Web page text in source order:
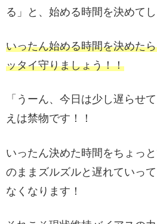
る」と、始める時間を決めて
いったん始める時間を決めた
ッタイ守りましょう！！
「うーん、今日は少し遅らせ
えは禁物です！！
いったん決めた時間をちょっ
のままズルズルと遅れていっ
なくなります！